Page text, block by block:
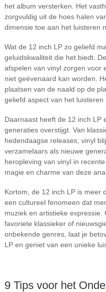
het album versterken. Het
zorgvuldig uit de hoes halen
dimensie toe aan het luisteren
Wat de 12 inch LP zo geliefd
geluidskwaliteit die het biedt.
afspelen van vinyl zorgen voor
niet geëvenaard kan worden.
plaatsen van de naald op de
geliefd aspect van het luisteren
Daarnaast heeft de 12 inch LP
generaties overstijgt. Van
hedendaagse releases, vinyl
verzamelaars als nieuwe
heropleving van vinyl in
magie en charme van deze
Kortom, de 12 inch LP is meer
een cultureel fenomeen dat
muziek en artistieke
favoriete klassieker of
onbekende genres, laat je
LP en geniet van een unieke
9 Tips voor het